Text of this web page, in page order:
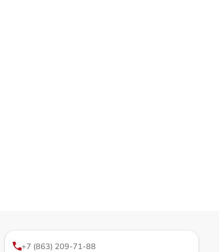
+7 (863) 209-71-88